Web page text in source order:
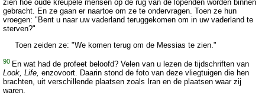
zien hoe oude kreupele mensen op de rug van de lopenden worden binnen
gebracht. En ze gaan er naartoe om ze te ondervragen. Toen ze hun
vroegen: "Bent u naar uw vaderland teruggekomen om in uw vaderland te
sterven?"
Toen zeiden ze: "We komen terug om de Messias te zien."
90 En wat had de profeet beloofd? Velen van u lezen de tijdschriften van
Look, Life, enzovoort. Daarin stond de foto van deze vliegtuigen die hen
brachten, uit verschillende plaatsen zoals Iran en de plaatsen waar zij
waren.